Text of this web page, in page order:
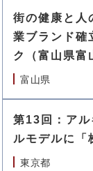
街の健康と人
業ブランド確
ク（富山県富
富山県
第13回：ア
ルモデルに「
東京都